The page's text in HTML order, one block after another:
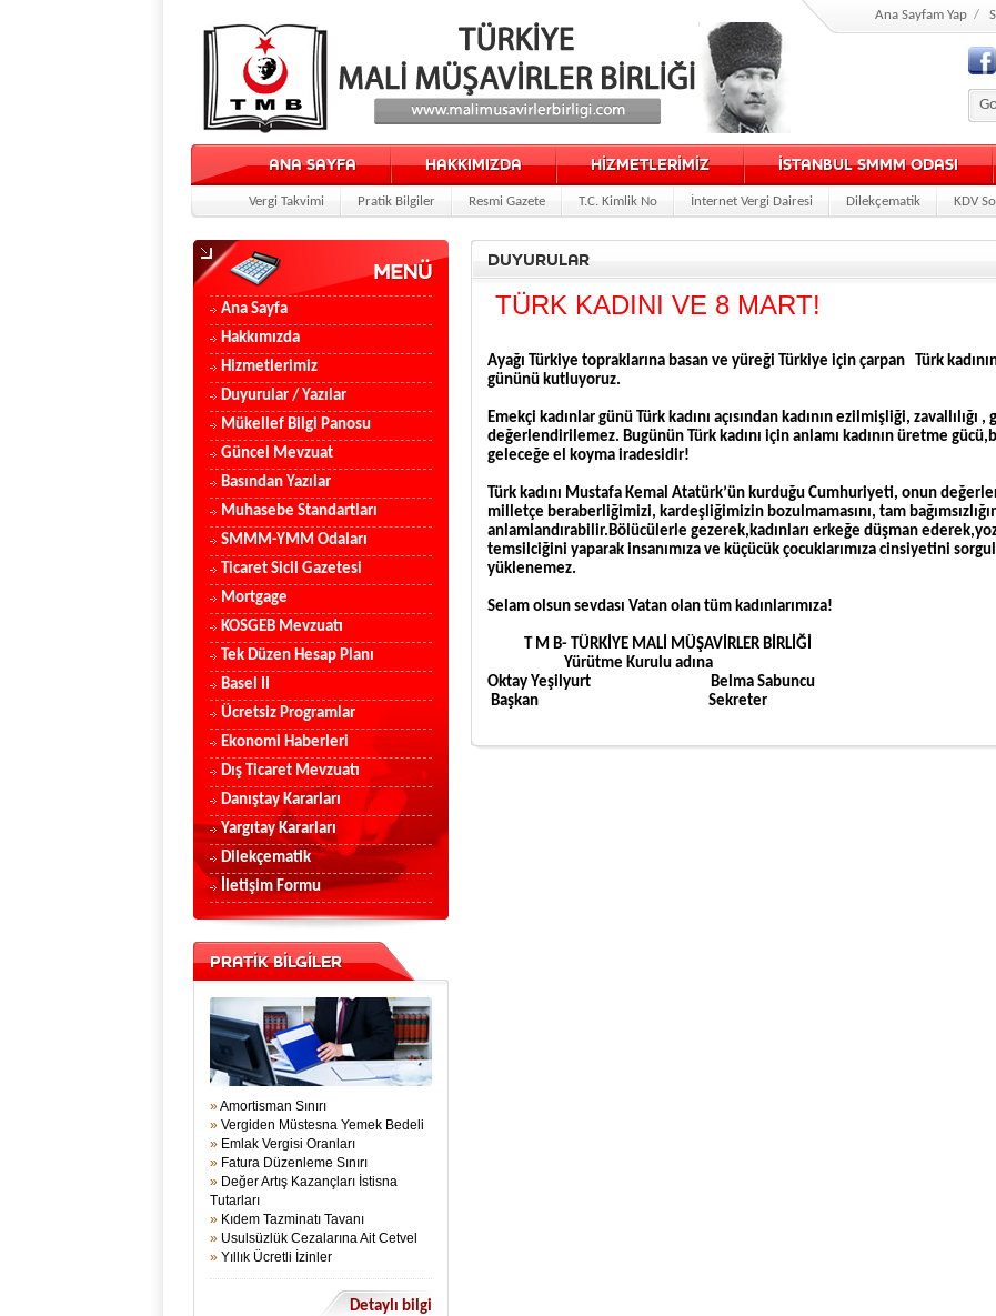
Ana Sayfam Yap /
ANA SAYFA HAKKIMIZDA HİZMETLERİMİZ İSTANBUL SMMM ODASI
Vergi Takvimi Pratik Bilgiler Resmi Gazete T.C. Kimlik No İnternet Vergi Dairesi Dilekçematik KDV
Ana Sayfa
Hakkımızda
Hizmetlerimiz
Duyurular / Yazılar
Mükellef Bilgi Panosu
Güncel Mevzuat
Basından Yazılar
Muhasebe Standartları
SMMM-YMM Odaları
Ticaret Sicil Gazetesi
Mortgage
KOSGEB Mevzuatı
Tek Düzen Hesap Planı
Basel II
Ücretsiz Programlar
Ekonomi Haberleri
Dış Ticaret Mevzuatı
Danıştay Kararları
Yargıtay Kararları
Dilekçematik
İletişim Formu
PRATİK BİLGİLER
»Amortisman Sınırı
»Vergiden Müstesna Yemek Bedeli
»Emlak Vergisi Oranları
»Fatura Düzenleme Sınırı
»Değer Artış Kazançları İstisna
Tutarları
»Kıdem Tazminatı Tavanı
»Usulsüzlük Cezalarına Ait Cetvel
»Yıllık Ücretli İzinler
Detaylı bilgi
DUYURULAR
TÜRK KADINI VE 8 MART!
Ayağı Türkiye topraklarına basan ve yüreği Türkiye için çarpan Türk
gününü kutluyoruz.
Emekçi kadınlar günü Türk kadını açısından kadının ezilmişliği,
değerlendirilemez. Bugünün Türk kadını için anlamı kadının üretme
geleceğe el koyma iradesidir!
Türk kadını Mustafa Kemal Atatürk’ün kurduğu Cumhuriyeti, onun
milletçe beraberliğimizi, kardeşliğimizin bozulmamasını, tam
anlamlandırabilir.Bölücülerle gezerek,kadınları erkeğe düşman
temsilciğini yaparak insanımıza ve küçücük çocuklarımıza cinsiyetini
yüklenemez.
Selam olsun sevdası Vatan olan tüm kadınlarımıza!
T M B- TÜRKİYE MALİ MÜŞAVİRLER BİRLİĞİ
Yürütme Kurulu adına
Oktay Yeşilyurt Belma Sabuncu
Başkan Sekreter